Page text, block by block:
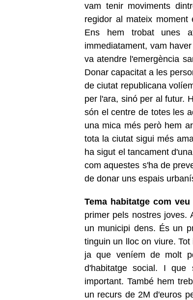
vam tenir moviments
regidor al mateix
Ens hem trobat unes
immediatament, vam
va atendre l'emergència
Donar capacitat a les
de ciutat republicana
per l'ara, sinó per al futur.
són el centre de totes les
una mica més però hem
tota la ciutat sigui més
ha sigut el tancament
com aquestes s'ha de
de donar uns espais
Tema habitatge com
primer pels nostres joves.
un municipi dens. És un
tinguin un lloc on viure.
ja que veníem de molt
d'habitatge social. I que
important. També hem
un recurs de 2M d'euros